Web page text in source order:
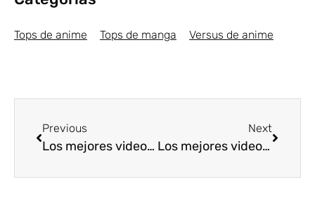
Tops de anime Tops de manga Versus de anime
Previous
Los mejores videojuegos de Deportes [Top5]
Next
Los mejores videojuegos de Dungeon Crawlers [Top5]